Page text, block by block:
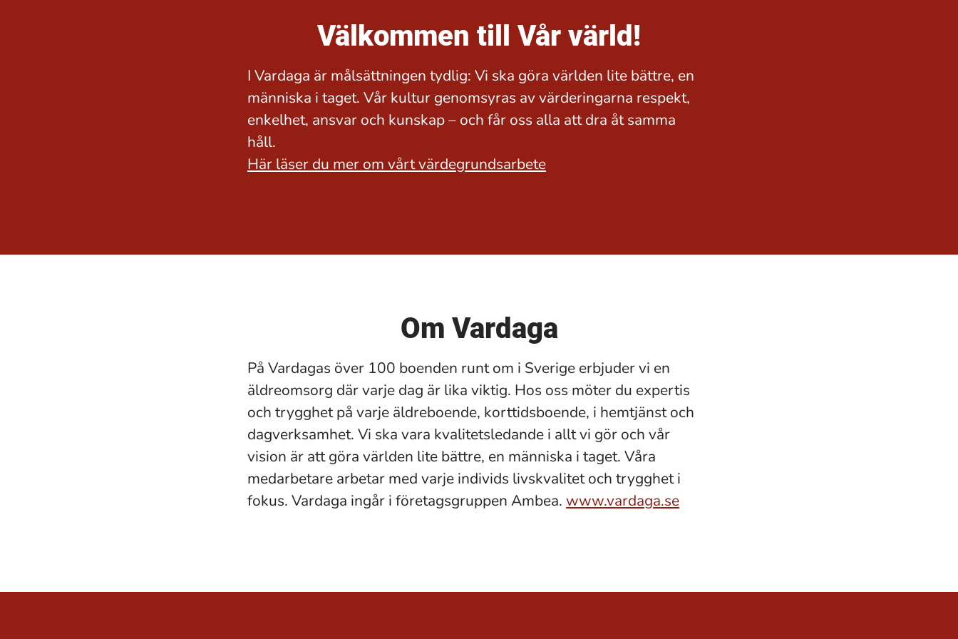
Välkommen till Vår värld!
I Vardaga är målsättningen tydlig: Vi ska göra världen lite bättre, en
människa i taget. Vår kultur genomsyras av värderingarna respekt,
enkelhet, ansvar och kunskap – och får oss alla att dra åt samma
håll.
Här läser du mer om vårt värdegrundsarbete
Om Vardaga
På Vardagas över 100 boenden runt om i Sverige erbjuder vi en
äldreomsorg där varje dag är lika viktig. Hos oss möter du expertis
och trygghet på varje äldreboende, korttidsboende, i hemtjänst och
dagverksamhet. Vi ska vara kvalitetsledande i allt vi gör och vår
vision är att göra världen lite bättre, en människa i taget. Våra
medarbetare arbetar med varje individs livskvalitet och trygghet i
fokus. Vardaga ingår i företagsgruppen Ambea. www.vardaga.se